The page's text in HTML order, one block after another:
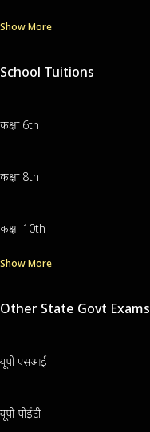
Show More
School Tuitions
कक्षा 6th
कक्षा 8th
कक्षा 10th
Show More
Other State Govt Exams
यूपी एसआई
यूपी पीईटी